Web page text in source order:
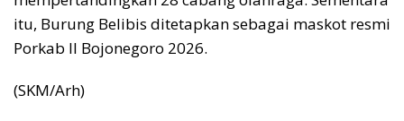
itu, Burung Belibis ditetapkan sebagai maskot resmi
Porkab II Bojonegoro 2026.
(SKM/Arh)